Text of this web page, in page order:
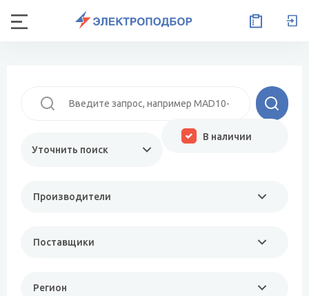
Уточнить поиск
Производители
Поставщики
Регион
В наличии